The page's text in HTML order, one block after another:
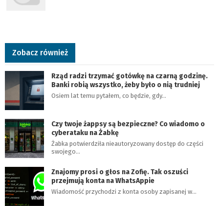
Zobacz również
Rząd radzi trzymać gotówkę na czarną godzinę.
Banki robią wszystko, żeby było o nią trudniej
Osiem lat temu pytałem, co będzie, gdy…
Czy twoje żappsy są bezpieczne? Co wiadomo o
cyberataku na Żabkę
Żabka potwierdziła nieautoryzowany dostęp do części
swojego…
Znajomy prosi o głos na Zofię. Tak oszuści
przejmują konta na WhatsAppie
Wiadomość przychodzi z konta osoby zapisanej w…